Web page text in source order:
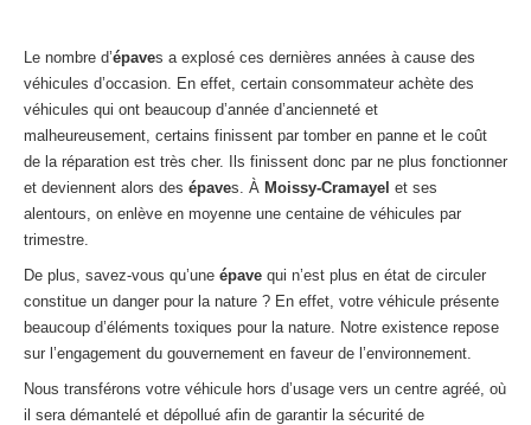
Le nombre d’épaves a explosé ces dernières années à cause des
véhicules d’occasion. En effet, certain consommateur achète des
véhicules qui ont beaucoup d’année d’ancienneté et
malheureusement, certains finissent par tomber en panne et le coût
de la réparation est très cher. Ils finissent donc par ne plus fonctionner
et deviennent alors des épaves. À Moissy-Cramayel et ses
alentours, on enlève en moyenne une centaine de véhicules par
trimestre.
De plus, savez-vous qu’une épave qui n’est plus en état de circuler
constitue un danger pour la nature ? En effet, votre véhicule présente
beaucoup d’éléments toxiques pour la nature. Notre existence repose
sur l’engagement du gouvernement en faveur de l’environnement.
Nous transférons votre véhicule hors d’usage vers un centre agréé, où
il sera démantelé et dépollué afin de garantir la sécurité de